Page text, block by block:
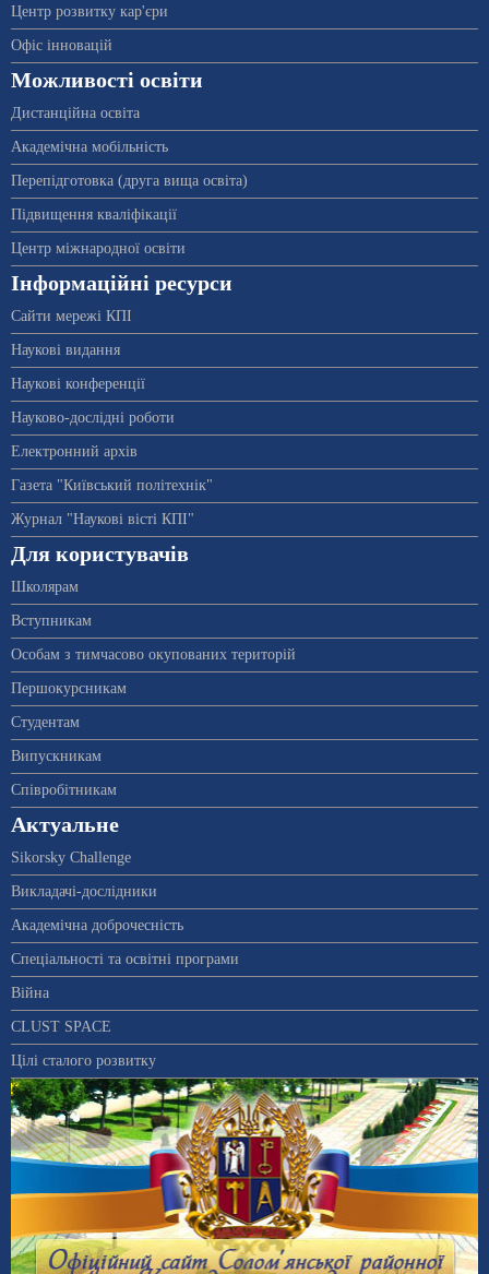
Центр розвитку кар'єри
Офіс інновацій
Можливості освіти
Дистанційна освіта
Академічна мобільність
Перепідготовка (друга вища освіта)
Підвищення кваліфікації
Центр міжнародної освіти
Інформаційні ресурси
Сайти мережі КПІ
Наукові видання
Наукові конференції
Науково-дослідні роботи
Електронний архів
Газета "Київський політехнік"
Журнал "Наукові вісті КПІ"
Для користувачів
Школярам
Вступникам
Особам з тимчасово окупованих територій
Першокурсникам
Студентам
Випускникам
Співробітникам
Актуальне
Sikorsky Challenge
Викладачі-дослідники
Академічна доброчесність
Спеціальності та освітні програми
Війна
CLUST SPACE
Цілі сталого розвитку